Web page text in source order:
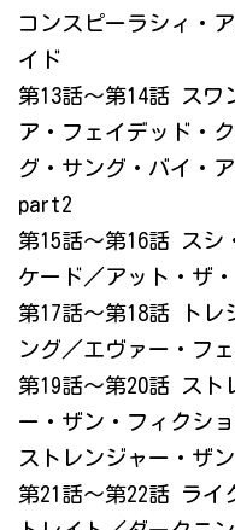
コンスピーラシィ・
イド
第13話～第14話 スワ
ア・フェイデッド・
グ・サング・バイ・
part2
第15話～第16話 スシ
ケード／アット・ザ
第17話～第18話 トレ
ング／エヴァー・フ
第19話～第20話 スト
ー・ザン・フィクシ
ストレンジャー・ザ
第21話～第22話 ライ